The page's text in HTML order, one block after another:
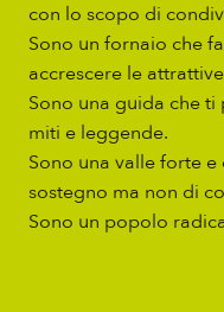
con lo scopo di
Sono un fornaio che
accrescere le
Sono una guida che ti
miti e leggende.
Sono una valle forte
sostegno ma non di
Sono un popolo